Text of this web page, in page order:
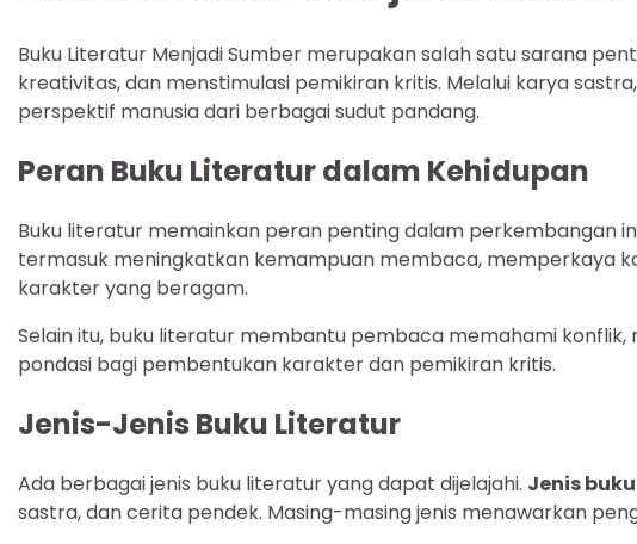
Buku Literatur Menjadi Sumber merupakan salah satu sarana
kreativitas, dan menstimulasi pemikiran kritis. Melalui karya
perspektif manusia dari berbagai sudut pandang.
Peran Buku Literatur dalam Kehidupan
Buku literatur memainkan peran penting dalam perkembangan
termasuk meningkatkan kemampuan membaca, memperkaya
karakter yang beragam.
Selain itu, buku literatur membantu pembaca memahami
pondasi bagi pembentukan karakter dan pemikiran kritis.
Jenis-Jenis Buku Literatur
Ada berbagai jenis buku literatur yang dapat dijelajahi. Jenis
sastra, dan cerita pendek. Masing-masing jenis menawarkan